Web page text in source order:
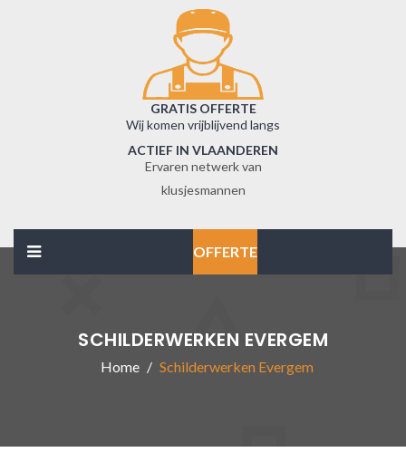
GRATIS OFFERTE
Wij komen vrijblijvend langs
ACTIEF IN VLAANDEREN
Ervaren netwerk van
klusjesmannen
OFFERTE
SCHILDERWERKEN EVERGEM
Home Schilderwerken Evergem